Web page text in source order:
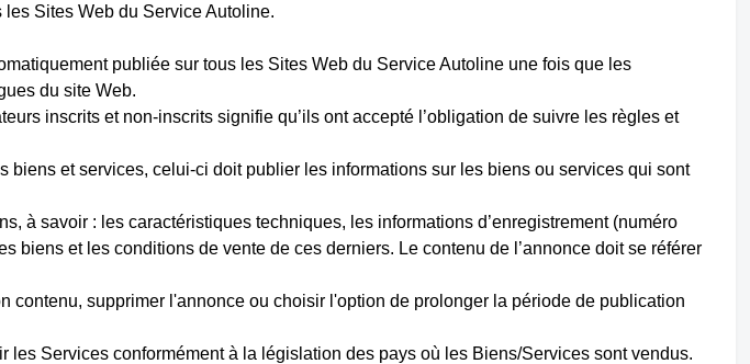
Sites Web du Service Autoline.
publiée sur tous les Sites Web du Service Autoline une fois que les
du site Web.
inscrits et non-inscrits signifie qu’ils ont accepté l’obligation de suivre les règles et
biens et services, celui-ci doit publier les informations sur les biens ou services qui sont
à savoir : les caractéristiques techniques, les informations d’enregistrement (numéro
biens et les conditions de vente de ces derniers. Le contenu de l’annonce doit se référer
contenu, supprimer l'annonce ou choisir l'option de prolonger la période de publication
les Services conformément à la législation des pays où les Biens/Services sont vendus.